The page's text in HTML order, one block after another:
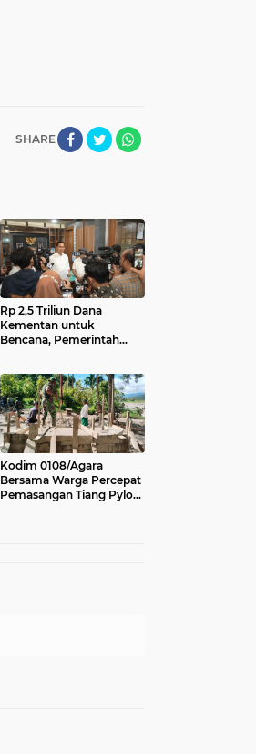
SHARE
Rp 2,5 Triliun Dana
Kementan untuk
Bencana, Pemerintah
Kodim 0108/Agara
Bersama Warga Percepat
Pemasangan Tiang Pylon